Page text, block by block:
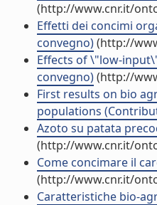
(http://www.cnr.it/
Effetti dei concimi
convegno)(http://
Effects of \"low-
convegno)(http://
First results on bio
populations
Azoto su patata
(http://www.cnr.it/
Come concimare il
(http://www.cnr.it/
Caratteristiche bio-